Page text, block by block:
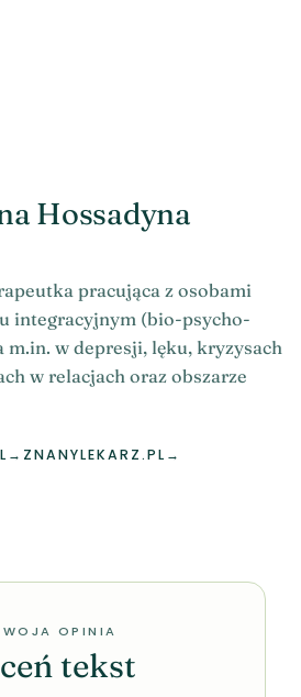
Hossadyna
pracująca z osobami
integracyjnym (bio-psycho-
m.in. w depresji, lęku, kryzysach
w relacjach oraz obszarze
→ ZNANYLEKARZ.PL →
OPINIA
tekst